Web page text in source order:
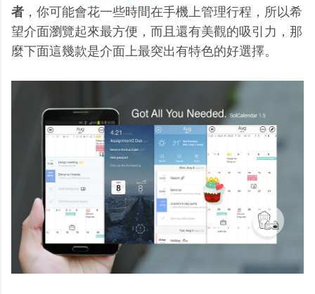
者 ，你可能會花一些時間在手機上管理行程，所以希
望介面瀏覽起來最方便，而且還有美觀的吸引力，那
麼下面這幾款是介面上最突出有特色的好選擇。